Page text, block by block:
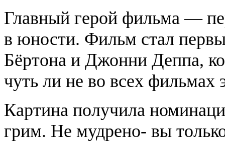
Главный герой фильма —
в юности. Фильм стал
Бёртона и Джонни Деппа,
чуть ли не во всех фильмах
Картина получила
грим. Не мудрено- вы